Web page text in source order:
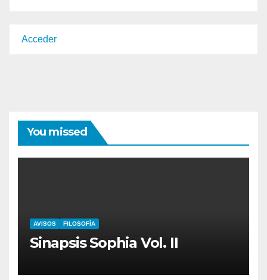
Acceder
You missed
AVISOS FILOSOFÍA
Sinapsis Sophia Vol. II